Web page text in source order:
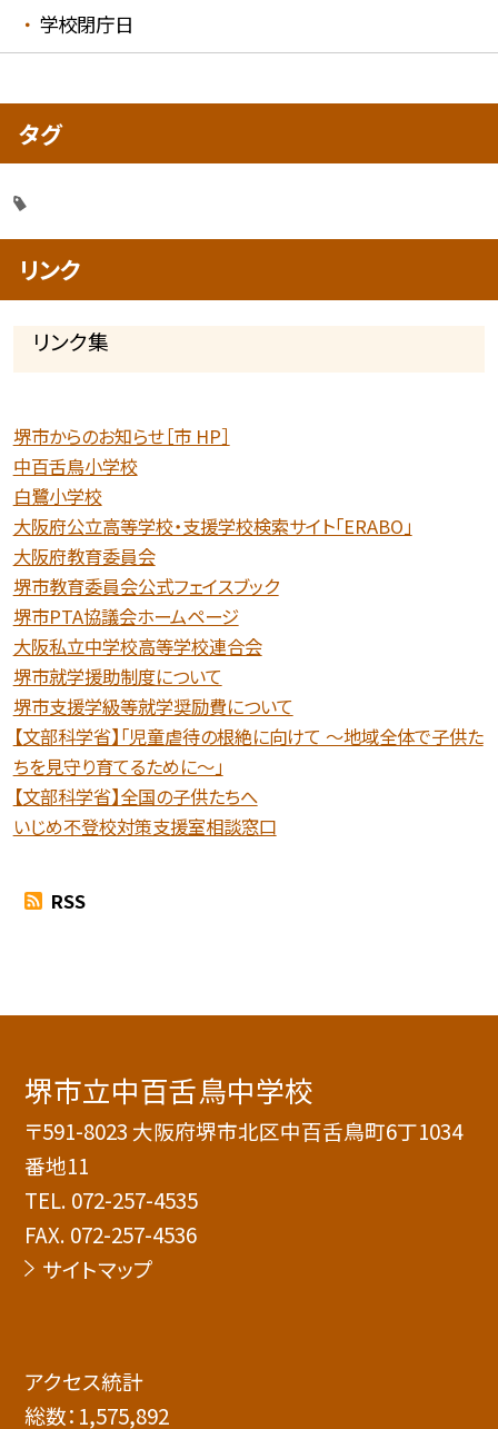
学校閉庁日
タグ
リンク
リンク集
堺市からのお知らせ［市 HP］
中百舌鳥小学校
白鷺小学校
大阪府公立高等学校・支援学校検索サイト「ERABO」
大阪府教育委員会
堺市教育委員会公式フェイスブック
堺市PTA協議会ホームページ
大阪私立中学校高等学校連合会
堺市就学援助制度について
堺市支援学級等就学奨励費について
【文部科学省】「児童虐待の根絶に向けて 〜地域全体で子供た
ちを見守り育てるために〜」
【文部科学省】全国の子供たちへ
いじめ不登校対策支援室相談窓口
RSS
堺市立中百舌鳥中学校
〒591-8023 大阪府堺市北区中百舌鳥町6丁1034
番地11
TEL. 072-257-4535
FAX. 072-257-4536
サイトマップ
アクセス統計
総数： 1,575,892